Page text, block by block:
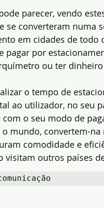
parecer, vendo
se converteram numa
em cidades de todo
pagar por
ou ter
o tempo de
ao utilizador, no seu
o seu modo de
mundo, convertem-na
comodidade e
visitam outros países